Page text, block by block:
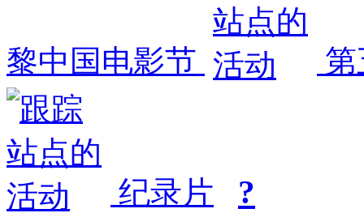
黎中国电影节
纪录片 ?